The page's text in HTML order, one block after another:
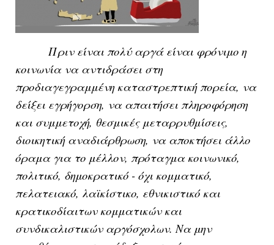
Πριν είναι πολύ αργά είναι φρόνιμο η
κοινωνία να αντιδράσει στη
προδιαγεγραμμένη καταστρεπτική πορεία, να
δείξει εγρήγορση, να απαιτήσει πληροφόρηση
και συμμετοχή, θεσμικές μεταρρυθμίσεις,
διοικητική αναδιάρθρωση, να αποκτήσει άλλο
όραμα για το μέλλον, πρόταγμα κοινωνικό,
πολιτικό, δημοκρατικό - όχι κομματικό,
πελατειακό, λαϊκίστικο, εθνικιστικό και
κρατικοδίαιτων κομματικών και
συνδικαλιστικών αργόσχολων. Να μην